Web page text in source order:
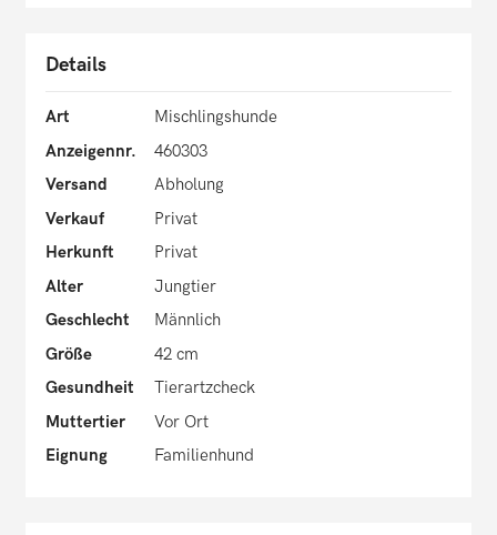
Details
Art
Mischlingshunde
Anzeigennr.
460303
Versand
Abholung
Verkauf
Privat
Herkunft
Privat
Alter
Jungtier
Geschlecht
Männlich
Größe
42 cm
Gesundheit
Tierartzcheck
Muttertier
Vor Ort
Eignung
Familienhund